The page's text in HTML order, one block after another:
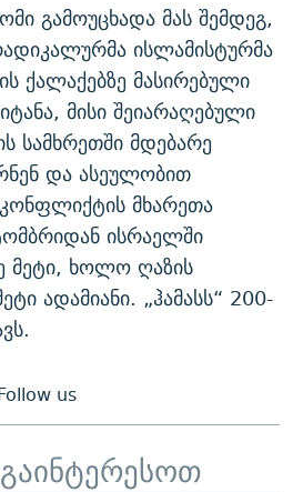
გამოუცხადა მას შემდეგ,
ისლამისტურმა
ქალაქებზე მასირებული
მისი შეიარაღებული
სამხრეთში მდებარე
და ასეულობით
მხარეთა
ისრაელში
მეტი, ხოლო ღაზის
ადამიანი. „ჰამასს“ 200-
us